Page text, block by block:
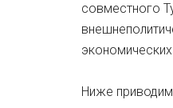
совместного
Ниже